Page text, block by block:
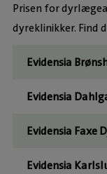
Prisen for
dyreklinikker. Find
Evidensia
Evidensia
Evidensia Faxe
Evidensia